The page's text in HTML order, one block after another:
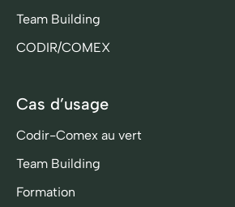
Team Building
CODIR/COMEX
Cas d’usage
Codir-Comex au vert
Team Building
Formation